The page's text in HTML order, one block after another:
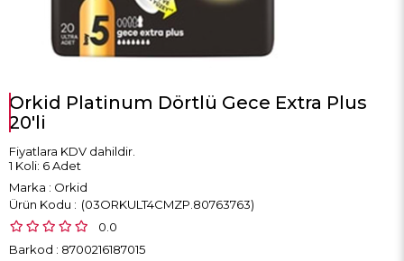
Orkid Platinum Dörtlü Gece Extra Plus
20'li
Fiyatlara KDV dahildir.
1 Koli: 6 Adet
Marka : Orkid
(03ORKULT4CMZP.80763763)
0.0
Barkod : 8700216187015